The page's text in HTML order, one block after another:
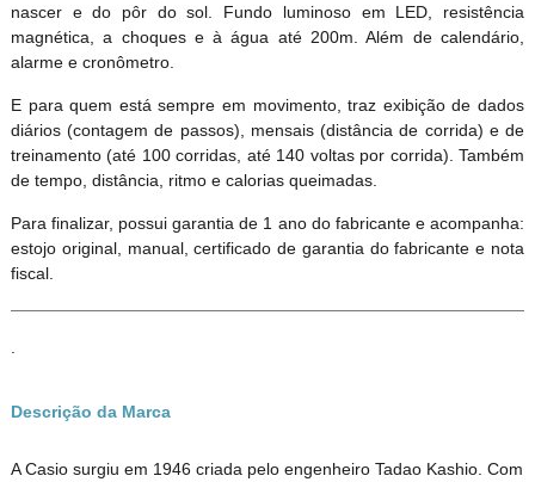
nascer e do pôr do sol. Fundo luminoso em LED, resistência
magnética, a choques e à água até 200m. Além de calendário,
alarme e cronômetro.
E para quem está sempre em movimento, traz exibição de dados
diários (contagem de passos), mensais (distância de corrida) e de
treinamento (até 100 corridas, até 140 voltas por corrida). Também
de tempo, distância, ritmo e calorias queimadas.
Para finalizar, possui garantia de 1 ano do fabricante e acompanha:
estojo original, manual, certificado de garantia do fabricante e nota
fiscal.
Descrição da Marca
A Casio surgiu em 1946 criada pelo engenheiro Tadao Kashio. Com